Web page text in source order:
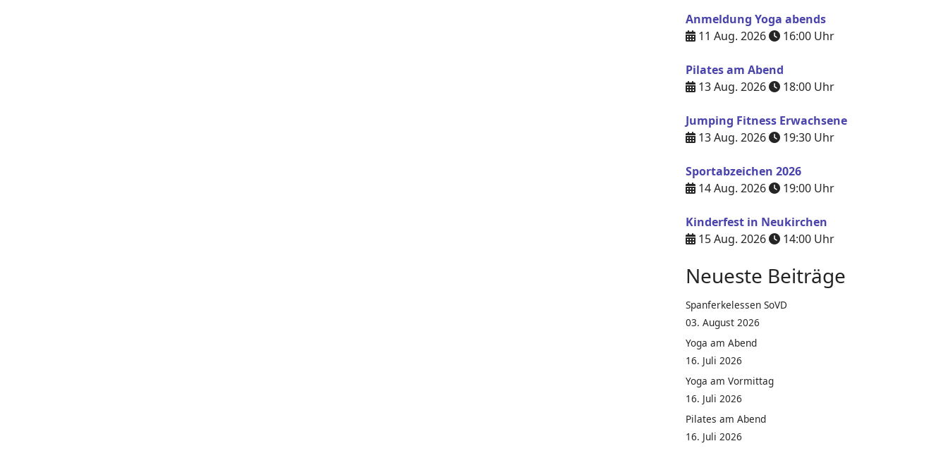
Anmeldung Yoga abends
11 Aug. 2026
16:00 Uhr
Pilates am Abend
13 Aug. 2026
18:00 Uhr
Jumping Fitness Erwachsene
13 Aug. 2026
19:30 Uhr
Sportabzeichen 2026
14 Aug. 2026
19:00 Uhr
Kinderfest in Neukirchen
15 Aug. 2026
14:00 Uhr
Neueste Beiträge
Spanferkelessen SoVD
03. August 2026
Yoga am Abend
16. Juli 2026
Yoga am Vormittag
16. Juli 2026
Pilates am Abend
16. Juli 2026